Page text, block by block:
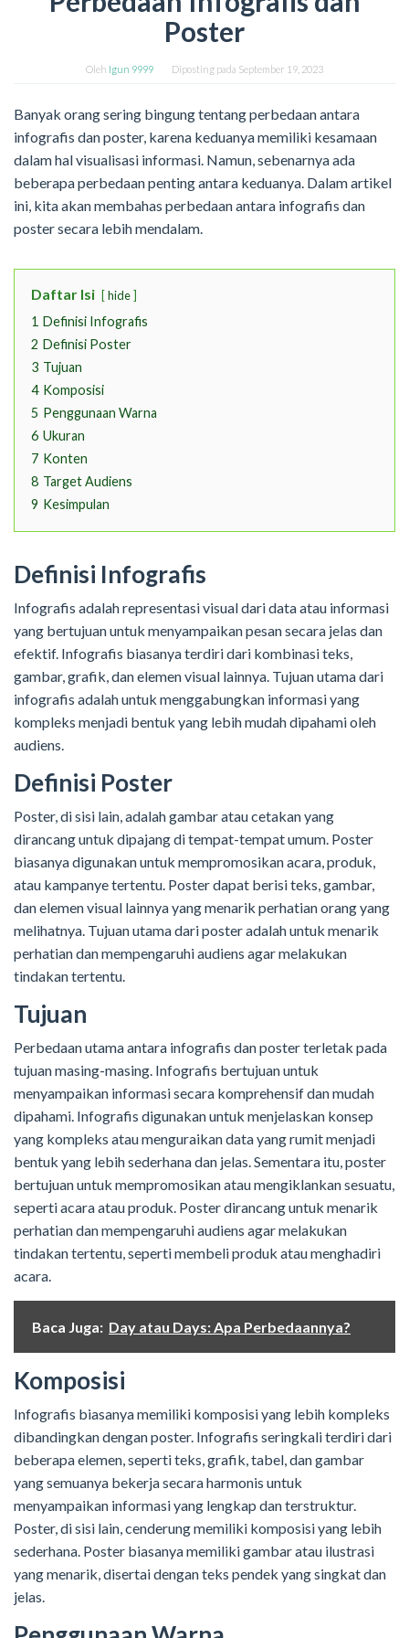
Poster
Oleh Igun 9999 Diposting pada September 19, 2023
Banyak orang sering bingung tentang perbedaan antara
infografis dan poster, karena keduanya memiliki kesamaan
dalam hal visualisasi informasi. Namun, sebenarnya ada
beberapa perbedaan penting antara keduanya. Dalam artikel
ini, kita akan membahas perbedaan antara infografis dan
poster secara lebih mendalam.
Daftar Isi hide
1 Definisi Infografis
2 Definisi Poster
3 Tujuan
4 Komposisi
5 Penggunaan Warna
6 Ukuran
7 Konten
8 Target Audiens
9 Kesimpulan
Definisi Infografis
Infografis adalah representasi visual dari data atau informasi
yang bertujuan untuk menyampaikan pesan secara jelas dan
efektif. Infografis biasanya terdiri dari kombinasi teks,
gambar, grafik, dan elemen visual lainnya. Tujuan utama dari
infografis adalah untuk menggabungkan informasi yang
kompleks menjadi bentuk yang lebih mudah dipahami oleh
audiens.
Definisi Poster
Poster, di sisi lain, adalah gambar atau cetakan yang
dirancang untuk dipajang di tempat-tempat umum. Poster
biasanya digunakan untuk mempromosikan acara, produk,
atau kampanye tertentu. Poster dapat berisi teks, gambar,
dan elemen visual lainnya yang menarik perhatian orang yang
melihatnya. Tujuan utama dari poster adalah untuk menarik
perhatian dan mempengaruhi audiens agar melakukan
tindakan tertentu.
Tujuan
Perbedaan utama antara infografis dan poster terletak pada
tujuan masing-masing. Infografis bertujuan untuk
menyampaikan informasi secara komprehensif dan mudah
dipahami. Infografis digunakan untuk menjelaskan konsep
yang kompleks atau menguraikan data yang rumit menjadi
bentuk yang lebih sederhana dan jelas. Sementara itu, poster
bertujuan untuk mempromosikan atau mengiklankan sesuatu,
seperti acara atau produk. Poster dirancang untuk menarik
perhatian dan mempengaruhi audiens agar melakukan
tindakan tertentu, seperti membeli produk atau menghadiri
acara.
Baca Juga: Day atau Days: Apa Perbedaannya?
Komposisi
Infografis biasanya memiliki komposisi yang lebih kompleks
dibandingkan dengan poster. Infografis seringkali terdiri dari
beberapa elemen, seperti teks, grafik, tabel, dan gambar
yang semuanya bekerja secara harmonis untuk
menyampaikan informasi yang lengkap dan terstruktur.
Poster, di sisi lain, cenderung memiliki komposisi yang lebih
sederhana. Poster biasanya memiliki gambar atau ilustrasi
yang menarik, disertai dengan teks pendek yang singkat dan
jelas.